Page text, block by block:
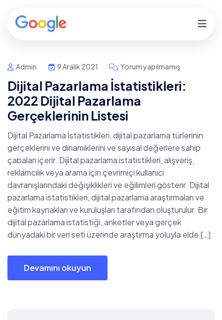
Admin 9 Aralık 2021 Yorum yapılmamış
Dijital Pazarlama İstatistikleri:
2022 Dijital Pazarlama
Gerçeklerinin Listesi
Dijital Pazarlama İstatistikleri, dijital pazarlama türlerinin
gerçeklerini ve dinamiklerini ve sayısal değerlere sahip
çabaları içerir. Dijital pazarlama istatistikleri, alışveriş,
reklamcılık veya arama için çevrimiçi kullanıcı
davranışlarındaki değişiklikleri ve eğilimleri gösterir. Dijital
pazarlama istatistikleri, dijital pazarlama araştırmaları ve
eğitim kaynakları ve kuruluşları tarafından oluşturulur. Bir
dijital pazarlama istatistiği, anketler veya gerçek
dünyadaki bir veri seti üzerinde araştırma yoluyla elde […]
Devamını okuyun